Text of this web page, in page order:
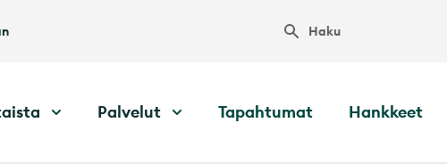
Haku
Palvelut Tapahtumat Hankkeet